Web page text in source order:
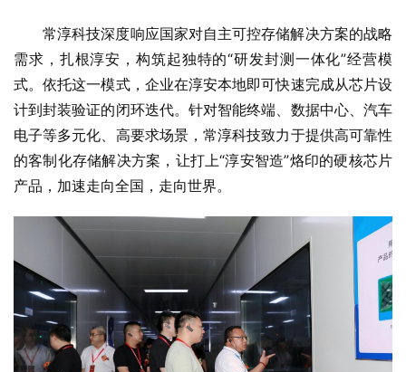
常淳科技深度响应国家对自主可控存储解决方案的战略
需求，扎根淳安，构筑起独特的“研发封测一体化”经营模
式。依托这一模式，企业在淳安本地即可快速完成从芯片设
计到封装验证的闭环迭代。针对智能终端、数据中心、汽车
电子等多元化、高要求场景，常淳科技致力于提供高可靠性
的客制化存储解决方案，让打上“淳安智造”烙印的硬核芯片
产品，加速走向全国，走向世界。